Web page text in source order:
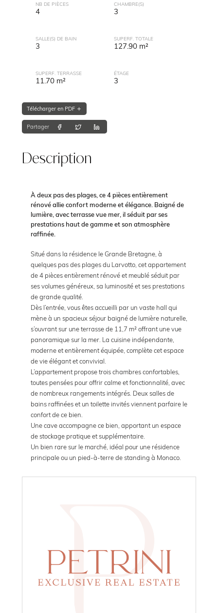
NB DE PIÈCES
4
CHAMBRE(S)
3
SALLE(S) DE BAIN
3
SUPERF. TOTALE
127.90 m²
SUPERF. TERRASSE
11.70 m²
ÉTAGE
3
Télécharger en PDF
Partager
Description
À deux pas des plages, ce 4 pièces entièrement
rénové allie confort moderne et élégance. Baigné de
lumière, avec terrasse vue mer, il séduit par ses
prestations haut de gamme et son atmosphère
raffinée.
Situé dans la résidence le Grande Bretagne, à
quelques pas des plages du Larvotto, cet appartement
de 4 pièces entièrement rénové et meublé séduit par
ses volumes généreux, sa luminosité et ses prestations
de grande qualité.
Dès l’entrée, vous êtes accueilli par un vaste hall qui
mène à un spacieux séjour baigné de lumière naturelle,
s’ouvrant sur une terrasse de 11,7 m² offrant une vue
panoramique sur la mer. La cuisine indépendante,
moderne et entièrement équipée, complète cet espace
de vie élégant et convivial.
L’appartement propose trois chambres confortables,
toutes pensées pour offrir calme et fonctionnalité, avec
de nombreux rangements intégrés. Deux salles de
bains raffinées et un toilette invités viennent parfaire le
confort de ce bien.
Une cave accompagne ce bien, apportant un espace
de stockage pratique et supplémentaire.
Un bien rare sur le marché, idéal pour une résidence
principale ou un pied-à-terre de standing à Monaco.